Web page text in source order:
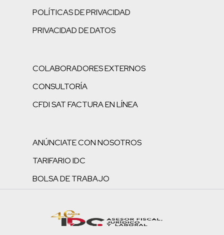
POLÍTICAS DE PRIVACIDAD
PRIVACIDAD DE DATOS
COLABORADORES EXTERNOS
CONSULTORÍA
CFDI SAT FACTURA EN LÍNEA
ANÚNCIATE CON NOSOTROS
TARIFARIO IDC
BOLSA DE TRABAJO